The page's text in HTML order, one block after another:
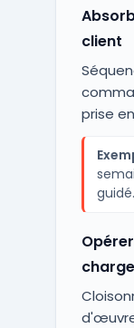
client
prise
guidé.